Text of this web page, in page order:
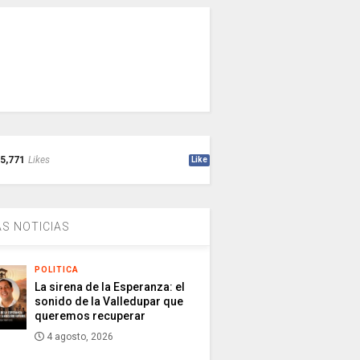
5,771 Likes Like
NOTICIAS
POLITICA
La sirena de la Esperanza: el
sonido de la Valledupar que
queremos recuperar
4 agosto, 2026